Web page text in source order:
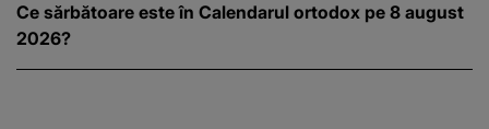
Ce sărbătoare este în Calendarul ortodox pe 8 august
2026?